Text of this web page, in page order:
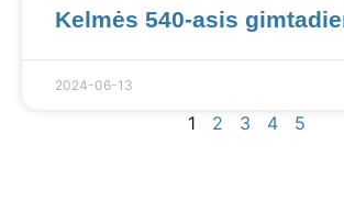
Kelmės 540-asis
2024-06-13
1 2 3 4 5